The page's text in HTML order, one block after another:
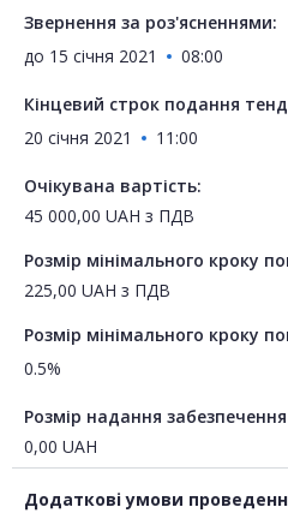
Звернення за роз'ясненнями:
до 15 січня 2021 08:00
Кінцевий строк подання
20 січня 2021
11:00
Очікувана вартість:
45 000,00 UAH з ПДВ
Розмір мінімального кроку
225,00 UAH з ПДВ
Розмір мінімального кроку
0.5%
Розмір надання
0,00 UAH
Додаткові умови